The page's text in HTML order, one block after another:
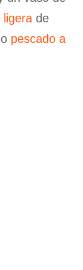
ligera de
pescado a